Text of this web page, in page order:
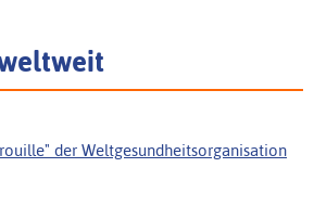
der Weltgesundheitsorganisation